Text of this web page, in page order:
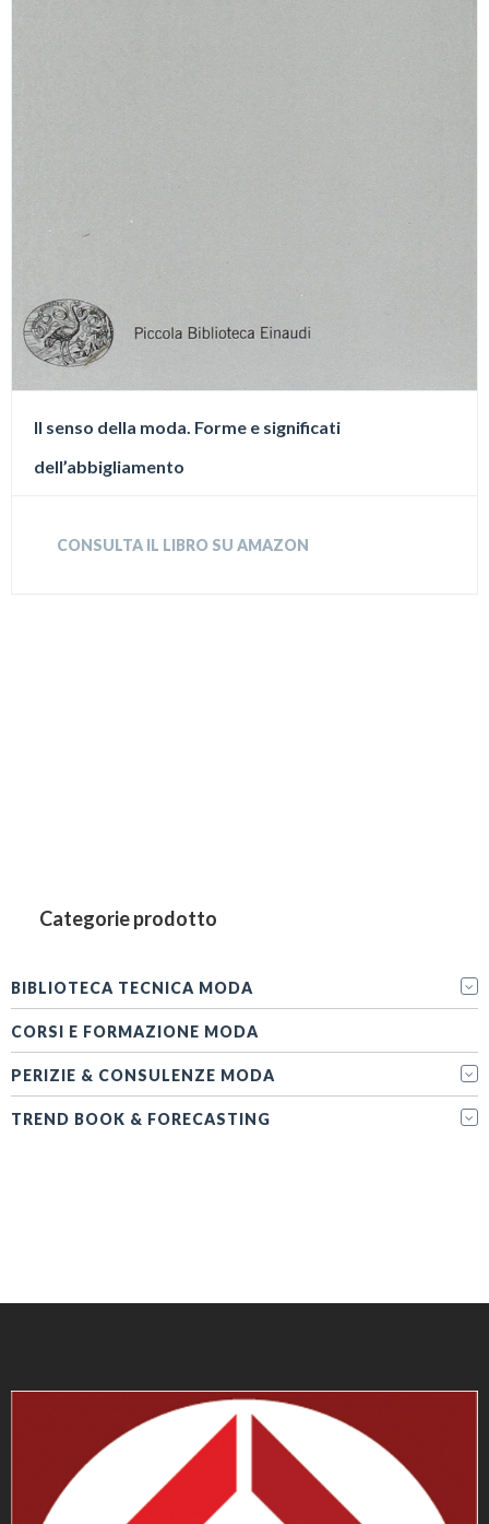
Il senso della moda. Forme e significati
dell’abbigliamento
CONSULTA IL LIBRO SU AMAZON
Categorie prodotto
BIBLIOTECA TECNICA MODA
CORSI E FORMAZIONE MODA
PERIZIE & CONSULENZE MODA
TREND BOOK & FORECASTING